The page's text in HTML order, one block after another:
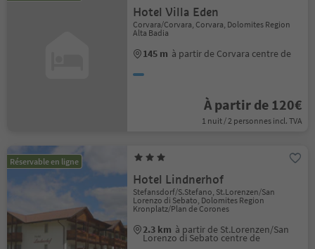
Hotel Villa Eden
Corvara/Corvara, Corvara, Dolomites Region
Alta Badia
145 m à partir de Corvara centre de
À partir de 120€
1 nuit / 2 personnes incl. TVA
Réservable en ligne
Hotel Lindnerhof
Stefansdorf/S.Stefano, St.Lorenzen/San
Lorenzo di Sebato, Dolomites Region
Kronplatz/Plan de Corones
2.3 km à partir de St.Lorenzen/San
Lorenzo di Sebato centre de